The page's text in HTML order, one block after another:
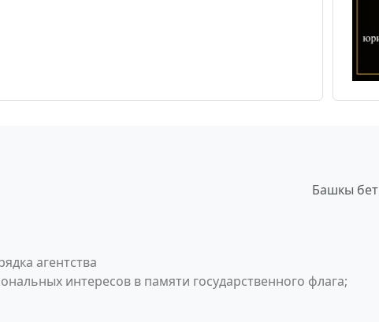
Башкы бет
агентства
интересов в памяти государственного флага;